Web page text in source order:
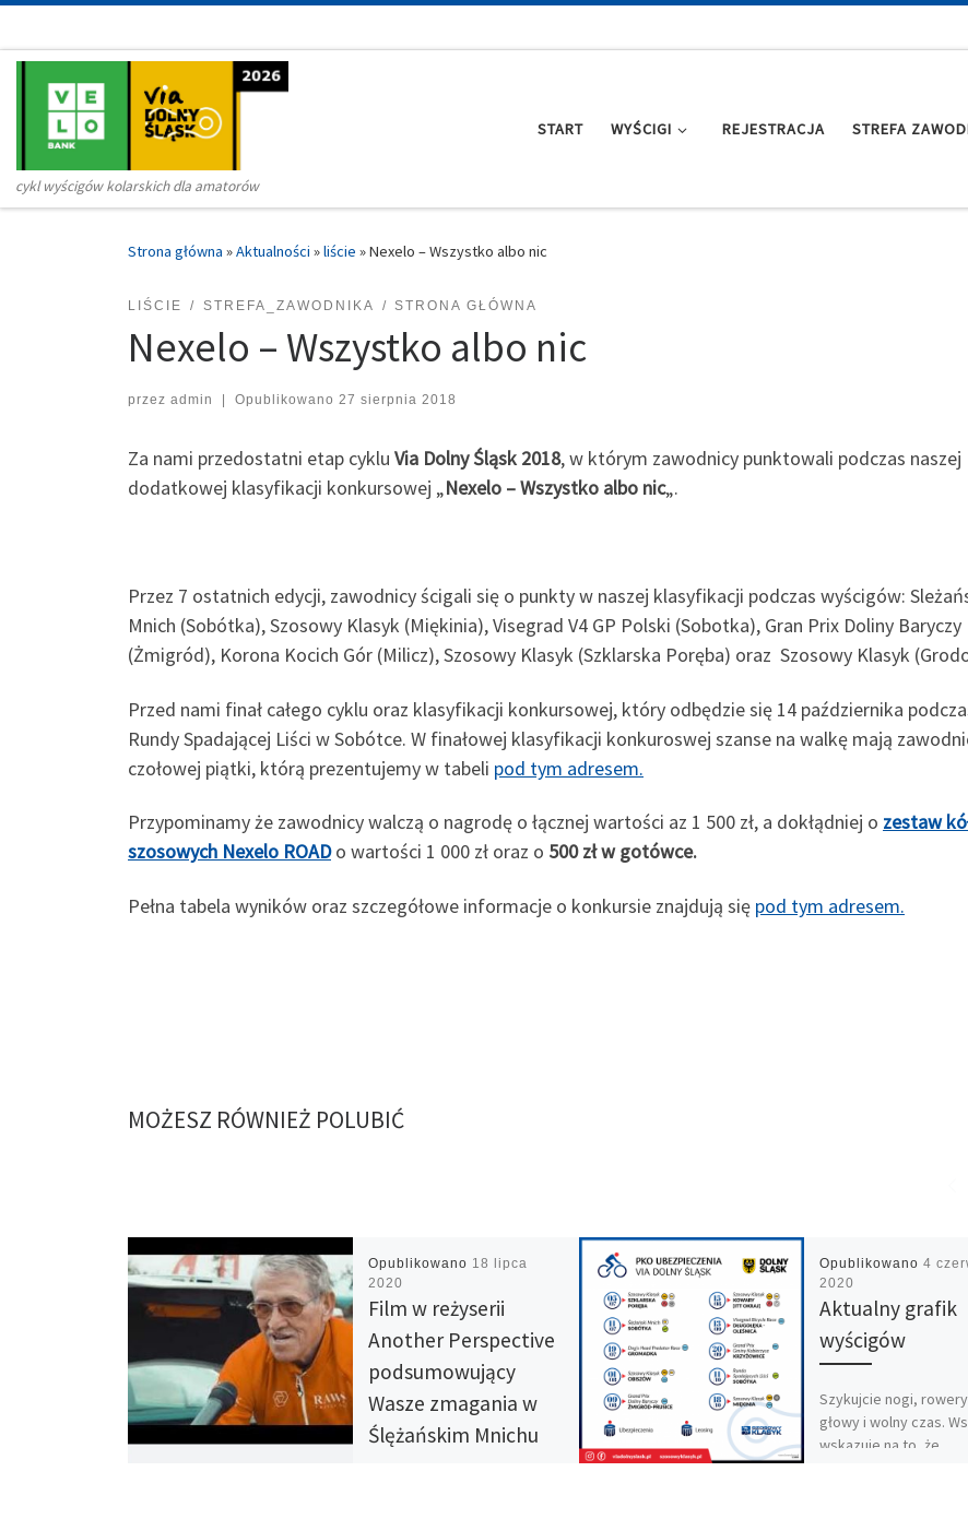
cykl wyścigów kolarskich dla amatorów
START WYŚCIGI REJESTRACJA STREFA
Strona główna »Aktualności »liście »Nexelo – Wszystko albo nic
LIŚCIE STREFA_ZAWODNIKA STRONA GŁÓWNA
Nexelo – Wszystko albo nic
przez admin Opublikowano 27 sierpnia 2018
Za nami przedostatni etap cyklu Via Dolny Śląsk 2018, w którym zawodnicy punktowali podczas naszej
dodatkowej klasyfikacji konkursowej „Nexelo – Wszystko albo nic„.
Przez 7 ostatnich edycji, zawodnicy ścigali się o punkty w naszej klasyfikacji podczas wyścigów:
Mnich (Sobótka), Szosowy Klasyk (Miękinia), Visegrad V4 GP Polski (Sobotka), Gran Prix Doliny Baryczy
(Żmigród), Korona Kocich Gór (Milicz), Szosowy Klasyk (Szklarska Poręba) oraz Szosowy Klasyk
Przed nami finał całego cyklu oraz klasyfikacji konkursowej, który odbędzie się 14 października
Rundy Spadającej Liści w Sobótce. W finałowej klasyfikacji konkuroswej szanse na walkę mają
czołowej piątki, którą prezentujemy w tabeli pod tym adresem.
Przypominamy że zawodnicy walczą o nagrodę o łącznej wartości az 1 500 zł, a dokłądniej o zestaw
szosowych Nexelo ROADo wartości 1 000 zł oraz o 500 zł w gotówce.
Pełna tabela wyników oraz szczegółowe informacje o konkursie znajdują się pod tym adresem.
MOŻESZ RÓWNIEŻ POLUBIĆ
Opublikowano 18 lipca
2020
Film w reżyserii
Another Perspective
podsumowujący
Wasze zmagania w
Ślężańskim Mnichu
Opublikowano 4
2020
Aktualny grafik
wyścigów
Szykujcie nogi,
głowy i wolny czas.
wskazuje na to, że